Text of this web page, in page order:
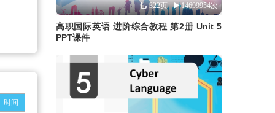
时间
322页 14699954次
高职国际英语 进阶综合教程 第2册 Unit 5
PPT课件